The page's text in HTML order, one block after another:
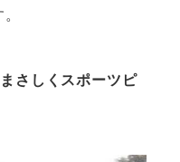
さしくスポーツピ